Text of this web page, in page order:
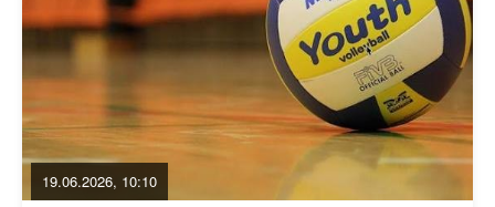
19.06.2026, 10:10